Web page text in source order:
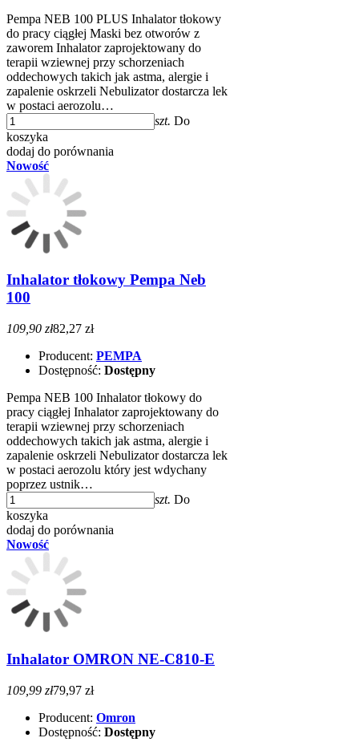
Pempa NEB 100 PLUS Inhalator tłokowy
do pracy ciągłej Maski bez otworów z
zaworem Inhalator zaprojektowany do
terapii wziewnej przy schorzeniach
oddechowych takich jak astma, alergie i
zapalenie oskrzeli Nebulizator dostarcza lek
w postaci aerozolu…
szt. Do
koszyka
dodaj do porównania
Nowość
Inhalator tłokowy Pempa Neb
100
109,90 zł82,27 zł
Producent: PEMPA
Dostępność: Dostępny
Pempa NEB 100 Inhalator tłokowy do
pracy ciągłej Inhalator zaprojektowany do
terapii wziewnej przy schorzeniach
oddechowych takich jak astma, alergie i
zapalenie oskrzeli Nebulizator dostarcza lek
w postaci aerozolu który jest wdychany
poprzez ustnik…
szt. Do
koszyka
dodaj do porównania
Nowość
Inhalator OMRON NE-C810-E
109,99 zł79,97 zł
Producent: Omron
Dostępność: Dostępny